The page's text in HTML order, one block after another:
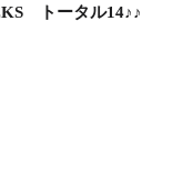
トータル14♪♪